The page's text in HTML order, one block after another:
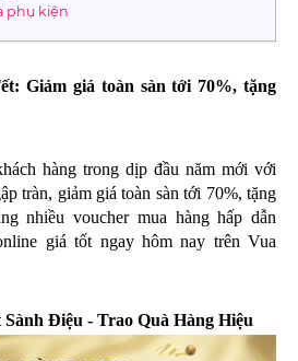
phụ kiện
Giảm giá toàn sàn tới 70%, tặng
hàng trong dịp đầu năm mới với
tràn, giảm giá toàn sàn tới 70%, tặng
nhiều voucher mua hàng hấp dẫn
giá tốt ngay hôm nay trên Vua
Điệu - Trao Quà Hàng Hiệu